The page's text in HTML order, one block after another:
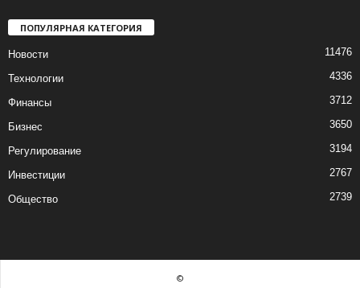
ПОПУЛЯРНАЯ КАТЕГОРИЯ
Новости 11476
Технологии 4336
Финансы 3712
Бизнес 3650
Регулирование 3194
Инвестиции 2767
Общество 2739
©